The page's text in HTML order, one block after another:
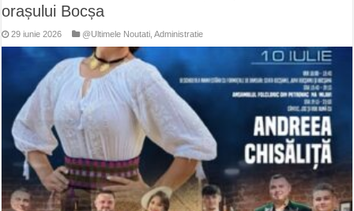
orașului Bocșa
29 iunie 2026 @Ultimele Noutati ,Administratie